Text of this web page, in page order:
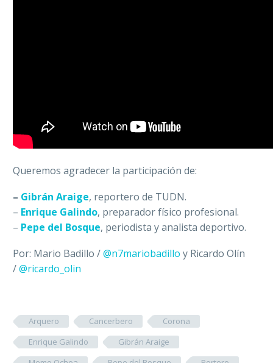
Queremos agradecer la participación de:
– Gibrán Araige, reportero de TUDN.
– Enrique Galindo, preparador físico profesional.
– Pepe del Bosque, periodista y analista deportivo.
Por: Mario Badillo /@n7mariobadillo y Ricardo Olín
/@ricardo_olin
Arquero Cancerbero
Corona
Enrique Galindo
Gibrán Araige